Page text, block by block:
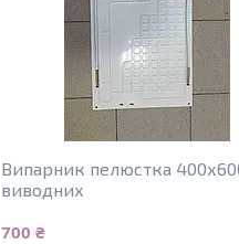
Випарник пелюстка
виводних
700 ₴